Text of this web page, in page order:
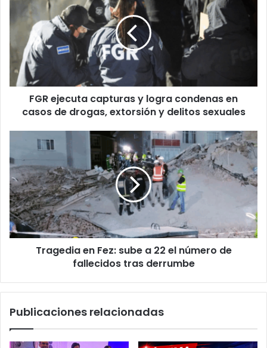
capturas
condenas
en
casos
de
drogas,
extorsión
sexuales
FGR ejecuta capturas y logra condenas en
casos de drogas, extorsión y delitos sexuales
Fez:
sube
a
22
el
número
de
fallecidosTragedia en Fez: sube a 22 el número de
fallecidos tras derrumbe
Publicaciones relacionadas